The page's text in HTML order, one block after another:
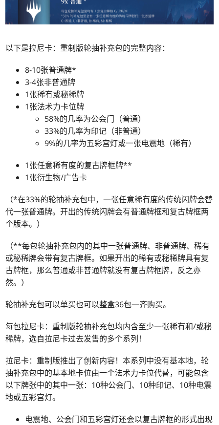
以下是拉尼卡：重制版轮抽补充包的完整内容：
8-10张普通牌*
3-4张非普通牌
1张稀有或秘稀牌
1张法术力卡位牌
58%的几率为公会门（普通）
33%的几率为印记（非普通）
9%的几率为五彩宫灯或一张电震地（稀有）
1张任意稀有度的复古牌框牌**
1张衍生物/广告卡
（*在33%的轮抽补充包中，一张任意稀有度的传统闪牌会替
代一张普通牌。开出的传统闪牌会有普通牌框和复古牌框两
个版本。）
（**每包轮抽补充包内的其中一张普通牌、非普通牌、稀有
或秘稀牌会带有复古牌框。如果开出的稀有或秘稀牌具有复
古牌框，那么普通或非普通牌就没有复古牌框牌，反之亦
然。）
轮抽补充包可以单买也可以整盒36包一齐购买。
每包拉尼卡：重制版轮抽补充包均内含至少一张稀有和/或秘
稀牌，选自拉尼卡过去发售的多个系列！
拉尼卡：重制版推出了创新内容！本系列中没有基本地，轮
抽补充包中的基本地卡位由一个法术力卡位代替，可能包含
以下牌张中的其中一张：10种公会门、10种印记、10种电震
地或五彩宫灯。
电震地、公会门和五彩宫灯还会以复古牌框的形式出现